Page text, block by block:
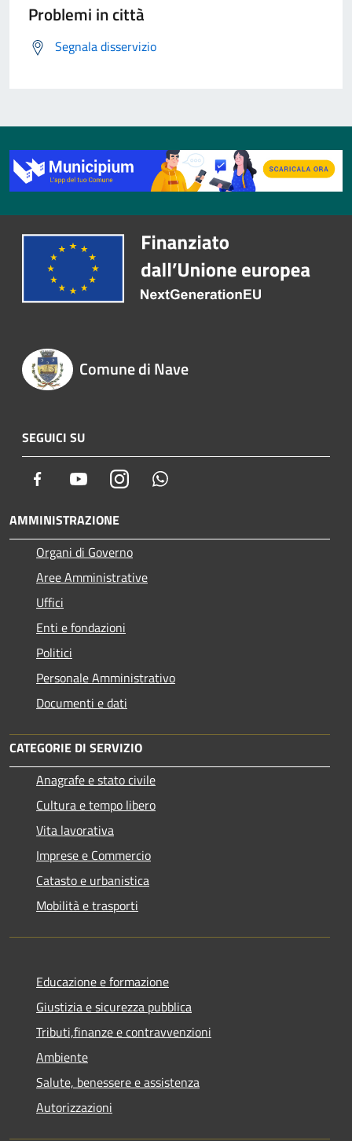
Problemi in città
Segnala disservizio
Comune di Nave
SEGUICI SU
Facebook YoutubeInstagram
AMMINISTRAZIONE
Organi di Governo
Aree Amministrative
Uffici
Enti e fondazioni
Politici
Personale Amministrativo
Documenti e dati
CATEGORIE DI SERVIZIO
Anagrafe e stato civile
Cultura e tempo libero
Vita lavorativa
Imprese e Commercio
Catasto e urbanistica
Mobilità e trasporti
Educazione e formazione
Giustizia e sicurezza pubblica
Tributi,finanze e contravvenzioni
Ambiente
Salute, benessere e assistenza
Autorizzazioni